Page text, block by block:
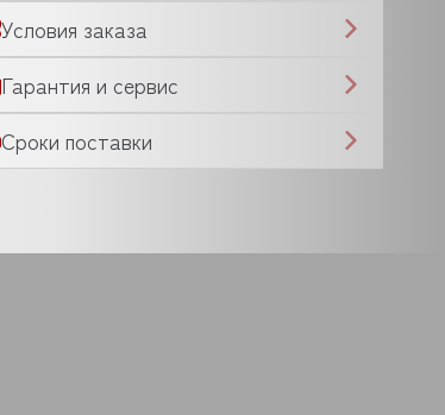
Условия заказа
Гарантия и сервис
Сроки поставки